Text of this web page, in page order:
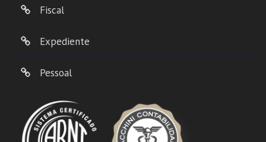
Fiscal
Expediente
Pessoal